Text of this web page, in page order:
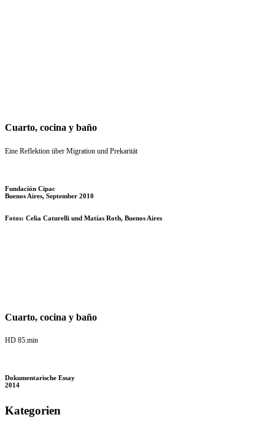
Cuarto, cocina y baño
Eine Reflektion über Migration und Prekarität
Fundación Cipac
Buenos Aires, September 2010
Fotos: Celia Caturelli und Matías Roth, Buenos Aires
Cuarto, cocina y baño
HD 85.min
Dokumentarische Essay
2014
Kategorien